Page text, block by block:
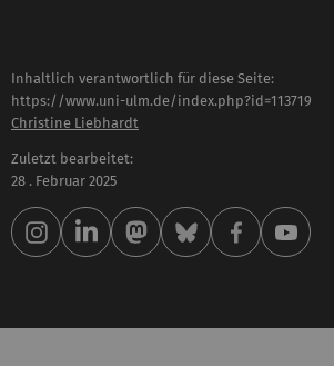
Inhaltlich verantwortlich für diese Seite:
https://www.uni-ulm.de/index.php?id=113719
Christine Liebhardt
Zuletzt bearbeitet:
28 . Februar 2025